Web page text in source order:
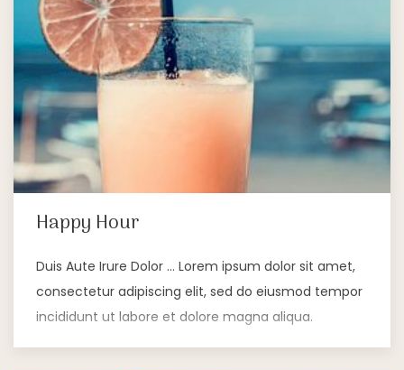
Happy Hour
Duis Aute Irure Dolor … Lorem ipsum dolor sit amet,
consectetur adipiscing elit, sed do eiusmod tempor
incididunt ut labore et dolore magna aliqua.